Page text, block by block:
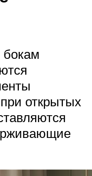
бокам
открытых